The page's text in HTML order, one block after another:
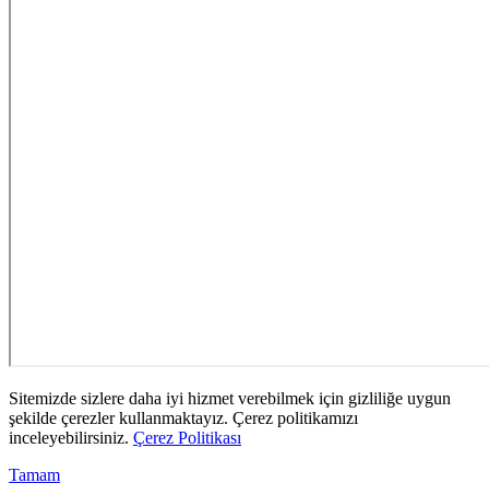
Sitemizde sizlere daha iyi hizmet verebilmek için gizliliğe uygun
şekilde çerezler kullanmaktayız. Çerez politikamızı
inceleyebilirsiniz. Çerez Politikası
Tamam